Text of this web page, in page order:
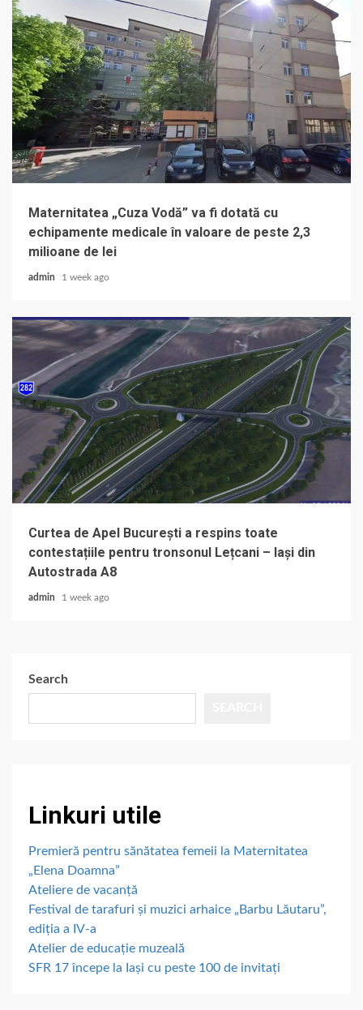
Maternitatea „Cuza Vodă” va fi dotată cu
echipamente medicale în valoare de peste 2,3
milioane de lei
admin 1 week ago
Curtea de Apel București a respins toate
contestațiile pentru tronsonul Lețcani – Iași din
Autostrada A8
admin 1 week ago
Search
Linkuri utile
Premieră pentru sănătatea femeii la Maternitatea
„Elena Doamna”
Ateliere de vacanță
Festival de tarafuri și muzici arhaice „Barbu Lăutaru”,
ediția a IV-a
Atelier de educație muzeală
SFR 17 începe la Iași cu peste 100 de invitați